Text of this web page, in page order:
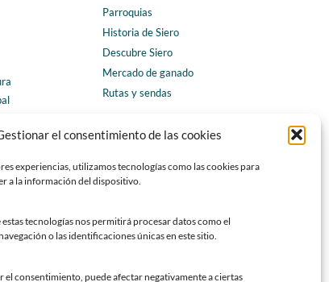
el consentimiento de las cookies
experiencias, utilizamos tecnologías como las cookies para
a la información del dispositivo.
tecnologías nos permitirá procesar datos como el
o las identificaciones únicas en este sitio.
el consentimiento, puede afectar negativamente a ciertas
Parroquias
Historia de Siero
Descubre Siero
Mercado de ganado
Rutas y sendas
CONTACTO
Teléfonos de interés
Formulario de contacto